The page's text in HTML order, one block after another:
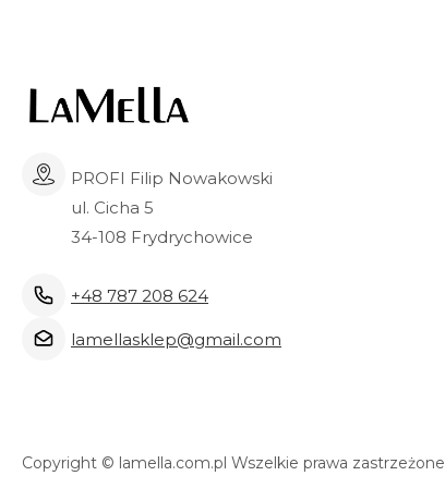
PROFI Filip Nowakowski
ul. Cicha 5
34-108 Frydrychowice
+48 787 208 624
lamellasklep@gmail.com
Copyright © lamella.com.pl Wszelkie prawa zastrzeżone